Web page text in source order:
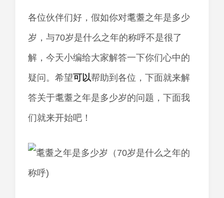
各位伙伴们好，假如你对耄耋之年是多少
岁，与70岁是什么之年的称呼不是很了
解，今天小编给大家解答一下你们心中的
疑问。希望可以帮助到各位，下面就来解
答关于耄耋之年是多少岁的问题，下面我
们就来开始吧！